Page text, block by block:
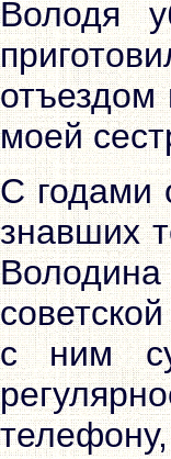
Володя
отъездом
моей
С годами
знавших
с ним